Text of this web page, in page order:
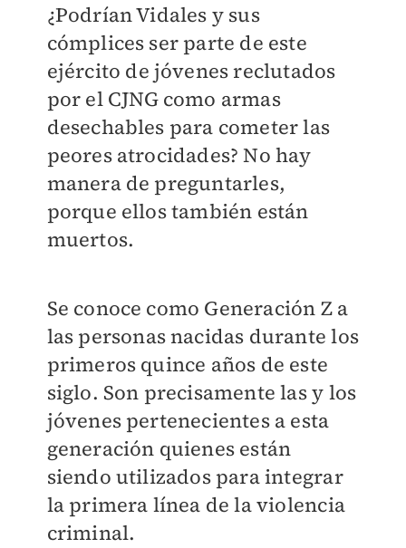
¿Podrían Vidales y sus
cómplices ser parte de este
ejército de jóvenes reclutados
por el CJNG como armas
desechables para cometer las
peores atrocidades? No hay
manera de preguntarles,
porque ellos también están
muertos.
Se conoce como Generación Z a
las personas nacidas durante los
primeros quince años de este
siglo. Son precisamente las y los
jóvenes pertenecientes a esta
generación quienes están
siendo utilizados para integrar
la primera línea de la violencia
criminal.